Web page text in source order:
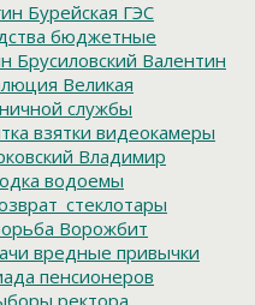
Бурейская ГЭС
бюджетные
Брусиловский Валентин
Великая
службы
взятки видеокамеры
Владимир
водоемы
Ворожбит
вредные привычки
пенсионеров
ректора